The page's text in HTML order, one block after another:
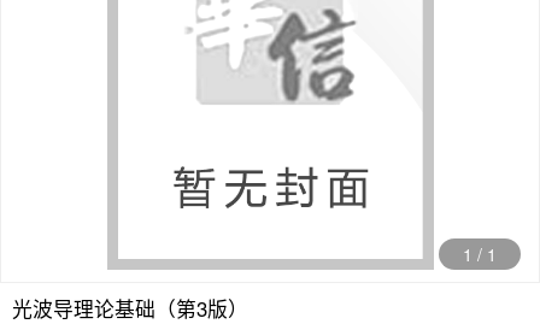
1 / 1
光波导理论基础（第3版）